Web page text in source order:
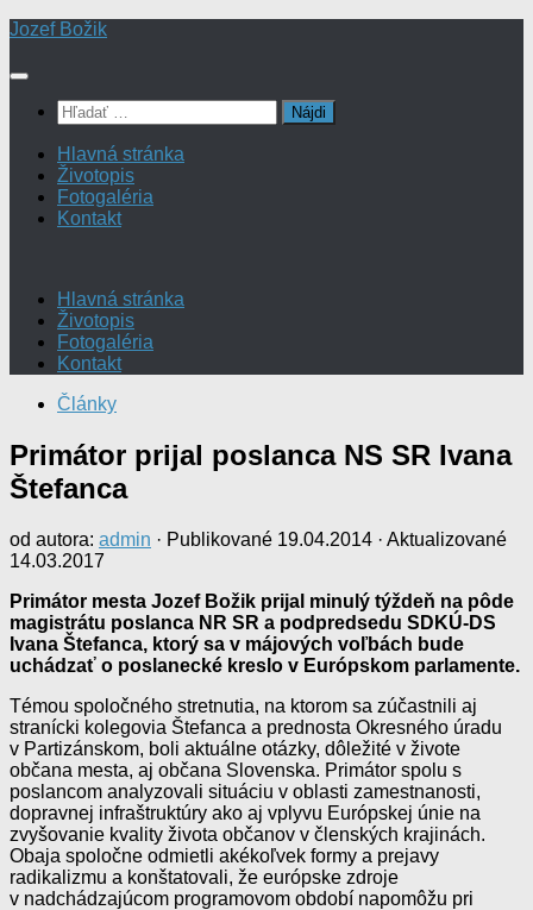
Preskočiť
obsah
Jozef Božik
Hľadať:
Hlavná stránka
Životopis
Fotogaléria
Kontakt
Hlavná stránka
Životopis
Fotogaléria
Kontakt
Články
Primátor prijal poslanca NS SR Ivana
Štefanca
od autora: admin · Publikované 19.04.2014 · Aktualizované
14.03.2017
Primátor mesta Jozef Božik prijal minulý týždeň na pôde
magistrátu poslanca NR SR a podpredsedu SDKÚ-DS
Ivana Štefanca, ktorý sa v májových voľbách bude
uchádzať o poslanecké kreslo v Európskom parlamente.
Témou spoločného stretnutia, na ktorom sa zúčastnili aj
stranícki kolegovia Štefanca a prednosta Okresného úradu
v Partizánskom, boli aktuálne otázky, dôležité v živote
občana mesta, aj občana Slovenska. Primátor spolu s
poslancom analyzovali situáciu v oblasti zamestnanosti,
dopravnej infraštruktúry ako aj vplyvu Európskej únie na
zvyšovanie kvality života občanov v členských krajinách.
Obaja spoločne odmietli akékoľvek formy a prejavy
radikalizmu a konštatovali, že európske zdroje
v nadchádzajúcom programovom období napomôžu pri